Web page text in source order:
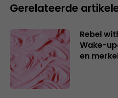
Gerelateerde
Rebel
Wake-
en